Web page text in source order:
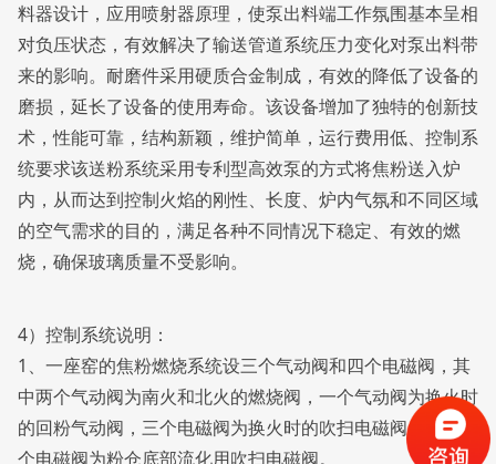
料器设计，应用喷射器原理，使泵出料端工作氛围基本呈相
对负压状态，有效解决了输送管道系统压力变化对泵出料带
来的影响。耐磨件采用硬质合金制成，有效的降低了设备的
磨损，延长了设备的使用寿命。该设备增加了独特的创新技
术，性能可靠，结构新颖，维护简单，运行费用低、控制系
统要求该送粉系统采用专利型高效泵的方式将焦粉送入炉
内，从而达到控制火焰的刚性、长度、炉内气氛和不同区域
的空气需求的目的，满足各种不同情况下稳定、有效的燃
烧，确保玻璃质量不受影响。
4）控制系统说明：
1、一座窑的焦粉燃烧系统设三个气动阀和四个电磁阀，其
中两个气动阀为南火和北火的燃烧阀，一个气动阀为换火时
的回粉气动阀，三个电磁阀为换火时的吹扫电磁阀，还有一
个电磁阀为粉仓底部流化用吹扫电磁阀。